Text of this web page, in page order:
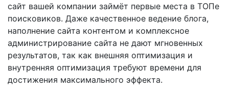
сайт вашей компании займёт первые места в ТОПе
поисковиков. Даже качественное ведение блога,
наполнение сайта контентом и комплексное
администрирование сайта не дают мгновенных
результатов, так как внешняя оптимизация и
внутренняя оптимизация требуют времени для
достижения максимального эффекта.